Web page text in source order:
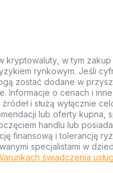
kryptowaluty, w tym
rynkowym. Jeśli
zostać dodane w
Informacje o cenach i
i służą wyłącznie
lub oferty kupna,
handlu lub
finansową i tolerancję
specjalistami w
świadczenia